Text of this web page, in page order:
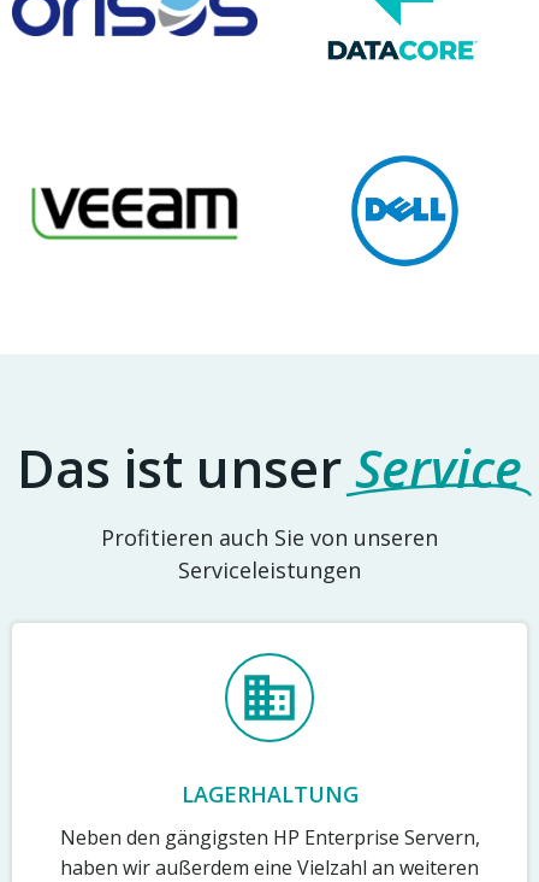
Das ist unserService
Profitieren auch Sie von unseren
Serviceleistungen
LAGERHALTUNG
Neben den gängigsten HP Enterprise Servern,
haben wir außerdem eine Vielzahl an weiteren